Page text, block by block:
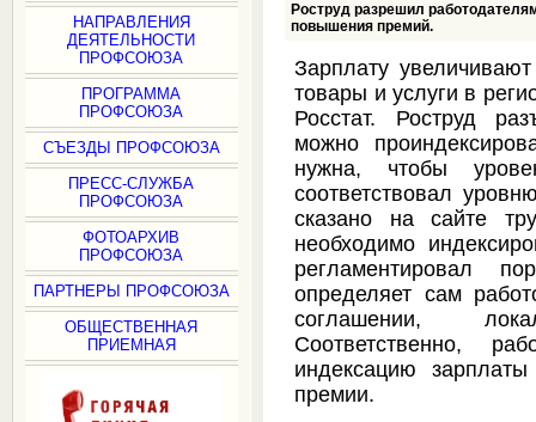
НАПРАВЛЕНИЯ
ДЕЯТЕЛЬНОСТИ
ПРОФСОЮЗА
ПРОГРАММА
ПРОФСОЮЗА
СЪЕЗДЫ ПРОФСОЮЗА
ПРЕСС-СЛУЖБА
ПРОФСОЮЗА
ФОТОАРХИВ
ПРОФСОЮЗА
ПАРТНЕРЫ ПРОФСОЮЗА
ОБЩЕСТВЕННАЯ
ПРИЕМНАЯ
Роструд разрешил
повышения премий.
Зарплату
товары и услуги в
Росстат. Роструд
можно
нужна, чтобы
соответствовал
сказано на сайте
необходимо
регламентировал
определяет сам
соглашении,
Соответственно,
индексацию
премии.